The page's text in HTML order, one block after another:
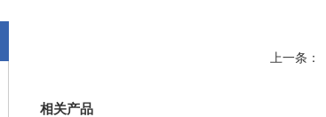
上一条：
相关产品